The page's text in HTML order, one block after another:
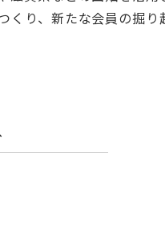
くり、新たな会員の掘り